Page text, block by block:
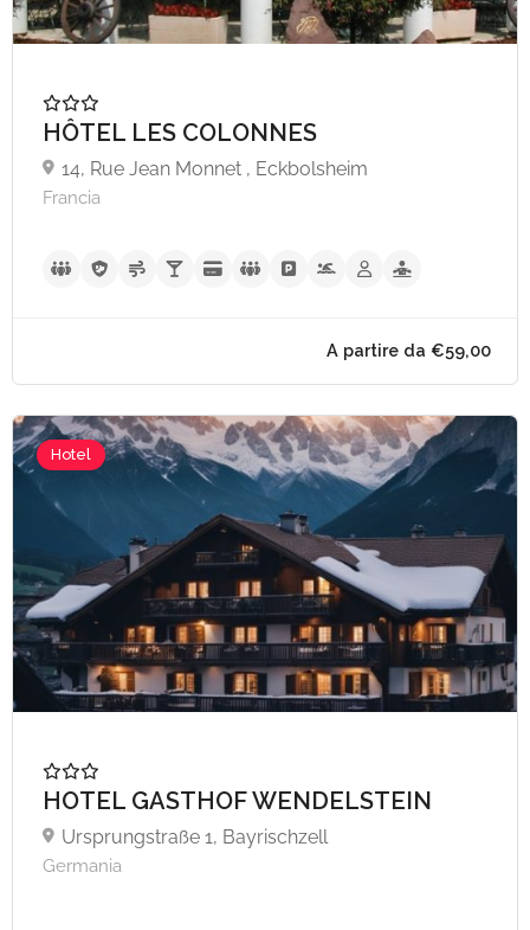
A partire da
HÔTEL LES COLONNES
14, Rue Jean Monnet , Eckbolsheim
Francia
Hotel
HOTEL GASTHOF WENDELSTEIN
Ursprungstraße 1, Bayrischzell
Germania